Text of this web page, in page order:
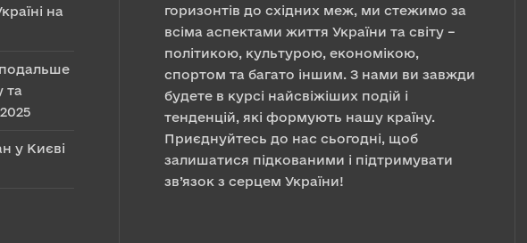
на
та
у Києві
горизонтів до східних меж, ми стежимо за
всіма аспектами життя України та світу –
політикою, культурою, економікою,
спортом та багато іншим. З нами ви завжди
будете в курсі найсвіжіших подій і
тенденцій, які формують нашу країну.
Приєднуйтесь до нас сьогодні, щоб
залишатися підкованими і підтримувати
зв’язок з серцем України!